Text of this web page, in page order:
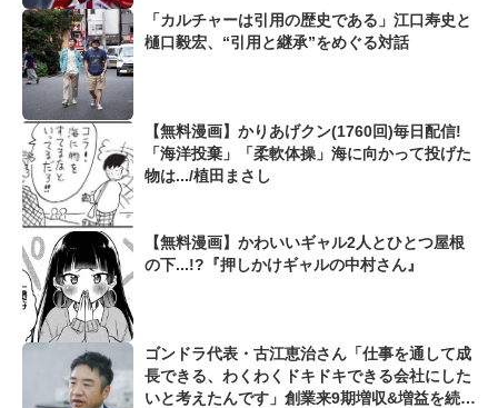
「カルチャーは引用の歴史である」江口寿史と
樋口毅宏、“引用と継承”をめぐる対話
【無料漫画】かりあげクン(1760回)毎日配信!
「海洋投棄」「柔軟体操」海に向かって投げた
物は.../植田まさし
【無料漫画】かわいいギャル2人とひとつ屋根
の下...!?『押しかけギャルの中村さん』
ゴンドラ代表・古江恵治さん「仕事を通して成
長できる、わくわくドキドキできる会社にした
いと考えたんです」創業来9期増収&増益を続け